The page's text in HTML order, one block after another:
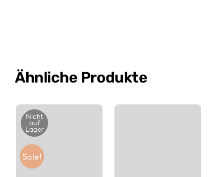
Ähnliche Produkte
Nicht
auf
Lager
Sale!